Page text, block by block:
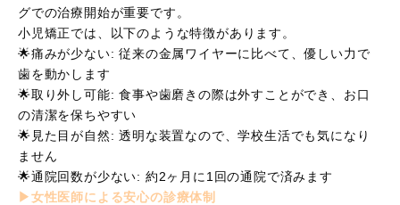
グでの治療開始が重要です。
小児矯正では、以下のような特徴があります。
🌟痛みが少ない: 従来の金属ワイヤーに比べて、優しい力で
歯を動かします
🌟取り外し可能: 食事や歯磨きの際は外すことができ、お口
の清潔を保ちやすい
🌟見た目が自然: 透明な装置なので、学校生活でも気になり
ません
🌟通院回数が少ない: 約2ヶ月に1回の通院で済みます
▶︎女性医師による安心の診療体制